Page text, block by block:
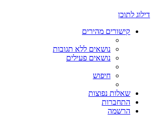
דילוג לתוכן
קישורים מהירים
נושאים ללא תגובות
נושאים פעילים
חיפוש
שאלות נפוצות
התחברות
הרשמה